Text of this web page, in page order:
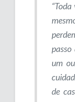
passo
um
de